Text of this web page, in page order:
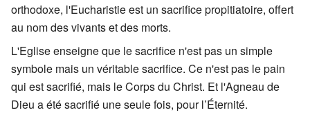
orthodoxe, l'Eucharistie est un sacrifice propitiatoire, offert
au nom des vivants et des morts.
L'Eglise enseigne que le sacrifice n'est pas un simple
symbole mais un véritable sacrifice. Ce n'est pas le pain
qui est sacrifié, mais le Corps du Christ. Et l'Agneau de
Dieu a été sacrifié une seule fois, pour l’Éternité.